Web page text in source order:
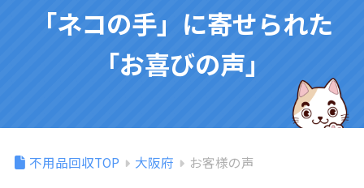
「ネコの手」に寄せられた
「お喜びの声」
不用品回収TOP 大阪府